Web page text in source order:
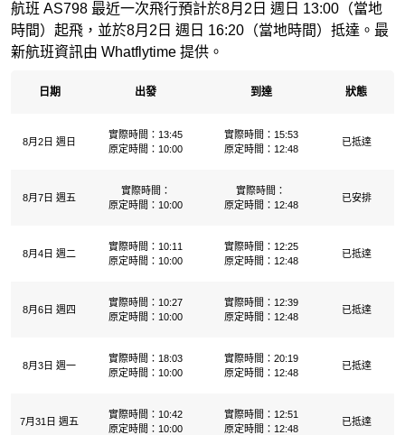
航班 AS798 最近一次飛行預計於8月2日 週日 13:00（當地
時間）起飛，並於8月2日 週日 16:20（當地時間）抵達。最
新航班資訊由 Whatflytime 提供。
日期 出發 到達 狀態
8月2日 週日
實際時間：13:45
原定時間：10:00
實際時間：15:53
原定時間：12:48
已抵達
8月7日 週五
實際時間：
原定時間：10:00
實際時間：
原定時間：12:48
已安排
8月4日 週二
實際時間：10:11
原定時間：10:00
實際時間：12:25
原定時間：12:48
已抵達
8月6日 週四
實際時間：10:27
原定時間：10:00
實際時間：12:39
原定時間：12:48
已抵達
8月3日 週一
實際時間：18:03
原定時間：10:00
實際時間：20:19
原定時間：12:48
已抵達
7月31日 週五
實際時間：10:42
原定時間：10:00
實際時間：12:51
原定時間：12:48
已抵達